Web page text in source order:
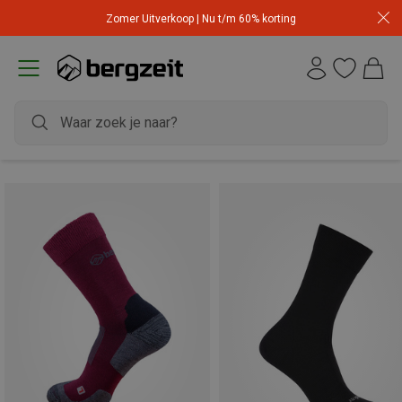
Zomer Uitverkoop | Nu t/m 60% korting